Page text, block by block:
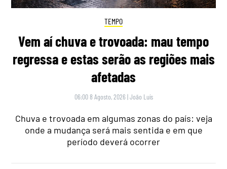
TEMPO
Vem aí chuva e trovoada: mau tempo
regressa e estas serão as regiões mais
afetadas
06:00 8 Agosto, 2026 |João Luís
Chuva e trovoada em algumas zonas do país: veja
onde a mudança será mais sentida e em que
período deverá ocorrer